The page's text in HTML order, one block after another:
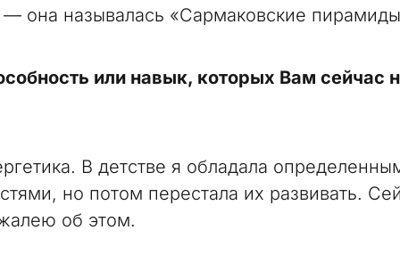
— она называлась «Сармаковские
или навык, которых Вам сейчас
В детстве я обладала
но потом перестала их развивать.
об этом.